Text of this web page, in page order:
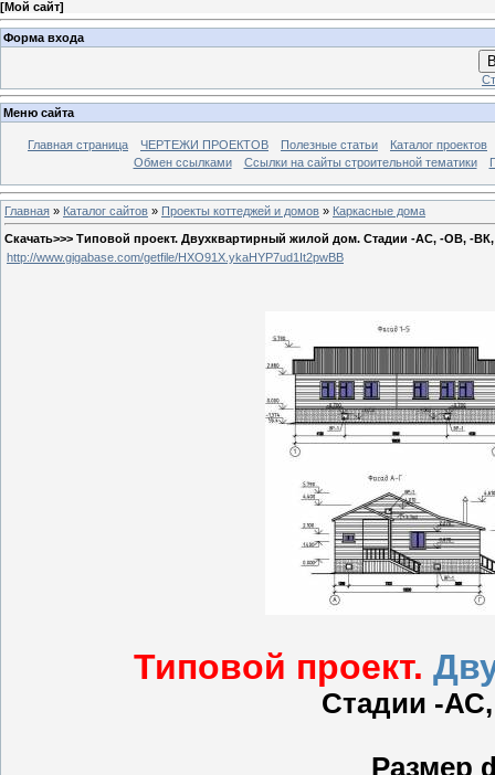
[Мой сайт]
Форма входа
Меню сайта
Главная страница ЧЕРТЕЖИ ПРОЕКТОВ Полезные статьи
Каталог проектов
Обмен ссылками
Ссылки на сайты строительной тематики
Главная » Каталог сайтов » Проекты коттеджей и домов » Каркасные дома
Скачать>>> Типовой проект. Двухквартирный жилой дом. Стадии -АС, -ОВ, -
http://www.gigabase.com/getfile/HXO91X.ykaHYP7ud1It2pwBB
Типовой проект.
Стадии -
Размер